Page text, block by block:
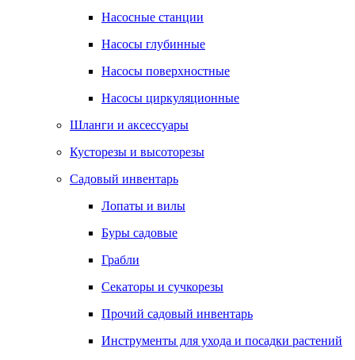
Насосные станции
Насосы глубинные
Насосы поверхностные
Насосы циркуляционные
Шланги и аксессуары
Кусторезы и высоторезы
Садовый инвентарь
Лопаты и вилы
Буры садовые
Грабли
Секаторы и сучкорезы
Прочий садовый инвентарь
Инструменты для ухода и посадки растений